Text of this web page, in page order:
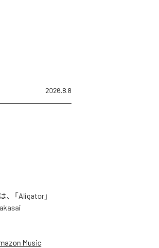
2026.8.8
「Aligator」
Music